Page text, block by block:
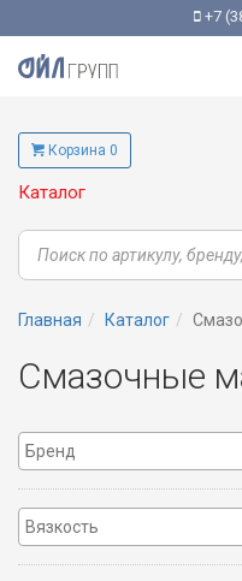
+7
Корзина 0
Каталог
Главная Каталог
Смазочные